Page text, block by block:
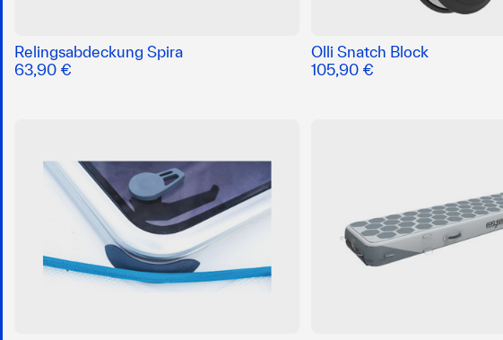
Relingsabdeckung Spira
63,90 €
Olli Snatch Block
105,90 €